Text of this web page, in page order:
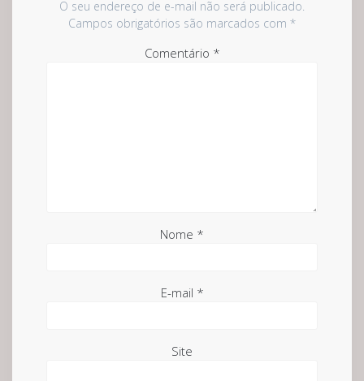
O seu endereço de e-mail não será publicado.
Campos obrigatórios são marcados com *
Comentário *
Nome *
E-mail *
Site